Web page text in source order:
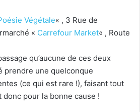
Végétale« , 3 Rue de
« Carrefour Market« , Route
qu’aucune de ces deux
prendre une quelconque
(ce qui est rare !), faisant tout
pour la bonne cause !